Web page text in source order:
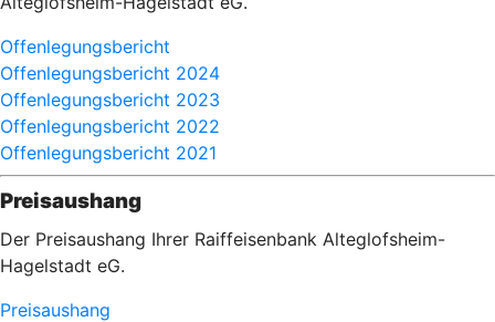
Offenlegungsbericht
Offenlegungsbericht 2024
Offenlegungsbericht 2023
Offenlegungsbericht 2022
Offenlegungsbericht 2021
Preisaushang
Der Preisaushang Ihrer Raiffeisenbank Alteglofsheim-
Hagelstadt eG.
Preisaushang